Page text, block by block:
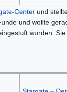
Centerund
und wollte
wurden.